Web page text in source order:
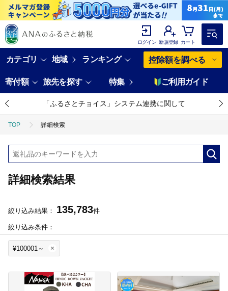
ログイン 新規登録 カート
カテゴリ 地域 ランキング 控除額を調べる
寄付額 旅先を探す 特集 ご利用ガイド
「ふるさとチョイス」システム連携に関して
TOP 詳細検索
詳細検索結果
絞り込み結果： 135,783件
絞り込み条件：
¥100001～